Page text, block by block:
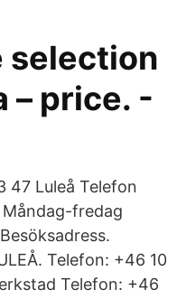
selection
– price. -
47 Luleå Telefon
fredag
Telefon: +46 10
Telefon: +46